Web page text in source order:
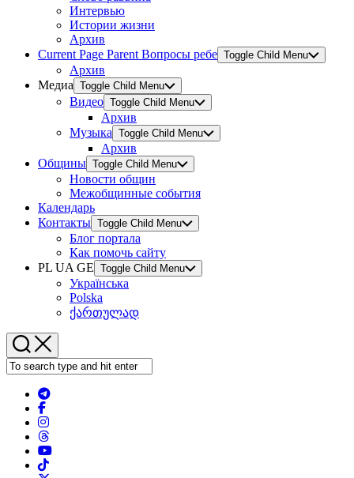
Интервью
Истории жизни
Архив
Current Page Parent Вопросы ребе Toggle Child Menu
Архив
Медиа Toggle Child Menu
Видео Toggle Child Menu
Архив
Музыка Toggle Child Menu
Архив
Общины Toggle Child Menu
Новости общин
Межобщинные события
Календарь
Контакты Toggle Child Menu
Блог портала
Как помочь сайту
PL UA GE Toggle Child Menu
Українська
Polska
ქართულად